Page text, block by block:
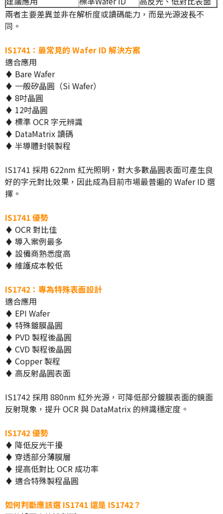
兩者主要差異並非在解析度或讀碼能力，而是光源波長不
同。
IS1741：最常見的 Wafer ID 解決方案
適合應用
♦ Bare Wafer
♦ 一般矽晶圓（Si Wafer）
♦ 8吋晶圓
♦ 12吋晶圓
♦ 標準 OCR 字元辨識
♦ DataMatrix 讀碼
♦ 半導體封裝製程
IS1741 採用 622nm 紅光照明，對大多數晶圓表面可產生良
好的字元對比效果，因此成為目前市場最普遍的 Wafer ID 選
擇。
IS1741 優勢
♦ OCR 對比佳
♦ 導入案例最多
♦ 設備商熟悉度高
♦ 維護成本較低
IS1742：專為特殊表面設計
適合應用
♦ EPI Wafer
♦ 特殊鍍膜晶圓
♦ PVD 製程後晶圓
♦ CVD 製程後晶圓
♦ Copper 製程
♦ 高反射晶圓表面
IS1742 採用 880nm 紅外光源，可降低部分鍍膜表面的鏡面
反射現象，提升 OCR 與 DataMatrix 的辨識穩定度。
IS1742 優勢
♦ 降低反光干擾
♦ 穿透部分薄膜層
♦ 提高低對比 OCR 成功率
♦ 適合特殊製程晶圓
如何判斷應該選 IS1741 還是 IS1742？